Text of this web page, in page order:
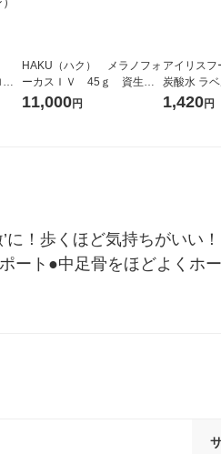
HAKU（ハク） メラノフォ
ーカスＩＶ 45ｇ 資生
堂 おまけ付き
11,000円
アイリスフ
炭酸水 ラ
箱（24本入
1,420円
’に！歩くほど気持ちがい
ート●中足骨をほどよくホ